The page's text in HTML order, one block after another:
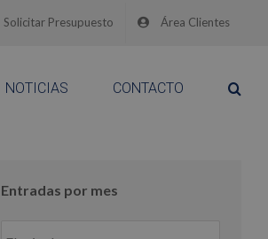
Solicitar Presupuesto Área Clientes
NOTICIAS CONTACTO
Entradas por mes